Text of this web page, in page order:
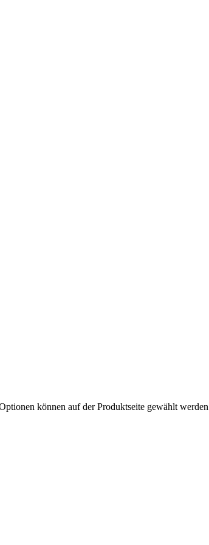
können auf der Produktseite gewählt werden